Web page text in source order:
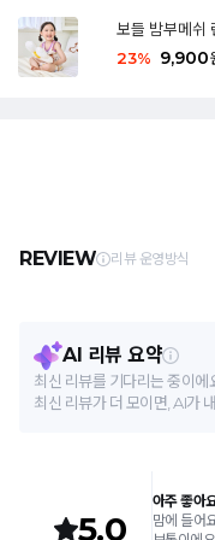
보들 밤부메쉬
23% 9,900